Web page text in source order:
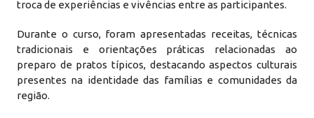
troca de experiências e vivências entre as participantes.
Durante o curso, foram apresentadas receitas, técnicas
tradicionais e orientações práticas relacionadas ao
preparo de pratos típicos, destacando aspectos culturais
presentes na identidade das famílias e comunidades da
região.